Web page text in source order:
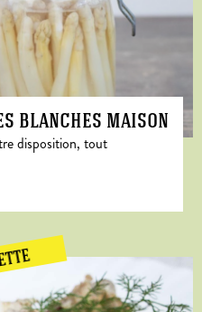
blanches maison
disposition, tout